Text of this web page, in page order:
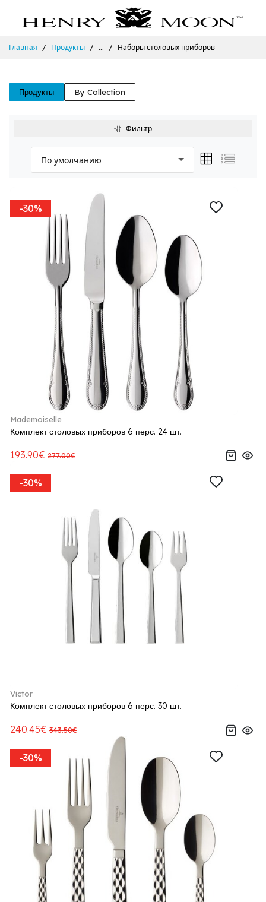
Главная Продукты ... Наборы столовых приборов
Продукты By Collection
Фильтр
-30%
Mademoiselle
Комплект столовых приборов 6 перс. 24 шт.
193.90€ 277.00€
-30%
Victor
Комплект столовых приборов 6 перс. 30 шт.
240.45€ 343.50€
-30%